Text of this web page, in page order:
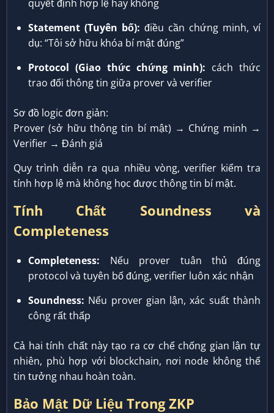
quyết định hợp lệ hay không
Statement (Tuyên bố): điều cần chứng minh, ví
dụ: “Tôi sở hữu khóa bí mật đúng”
Protocol (Giao thức chứng minh): cách thức
trao đổi thông tin giữa prover và verifier
Sơ đồ logic đơn giản:
Prover (sở hữu thông tin bí mật) → Chứng minh →
Verifier → Đánh giá
Quy trình diễn ra qua nhiều vòng, verifier kiểm tra
tính hợp lệ mà không học được thông tin bí mật.
Tính Chất Soundness và
Completeness
Completeness: Nếu prover tuân thủ đúng
protocol và tuyên bố đúng, verifier luôn xác nhận
Soundness: Nếu prover gian lận, xác suất thành
công rất thấp
Cả hai tính chất này tạo ra cơ chế chống gian lận tự
nhiên, phù hợp với blockchain, nơi node không thể
tin tưởng nhau hoàn toàn.
Bảo Mật Dữ Liệu Trong ZKP